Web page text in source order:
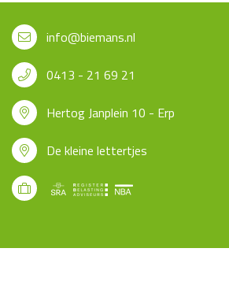
info@biemans.nl
0413 - 21 69 21
Hertog Janplein 10 - Erp
De kleine lettertjes